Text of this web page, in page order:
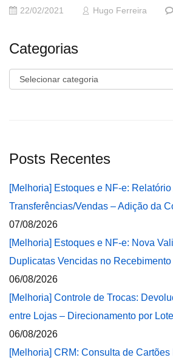
22/02/2021 Hugo Ferreira
Categorias
Categorias
Posts Recentes
[Melhoria] Estoques e NF-e:
Transferências/Vendas – Adição da
07/08/2026
[Melhoria] Estoques e NF-e: Nova
Duplicatas Vencidas no
06/08/2026
[Melhoria] Controle de Trocas:
entre Lojas – Direcionamento por
06/08/2026
[Melhoria] CRM: Consulta de